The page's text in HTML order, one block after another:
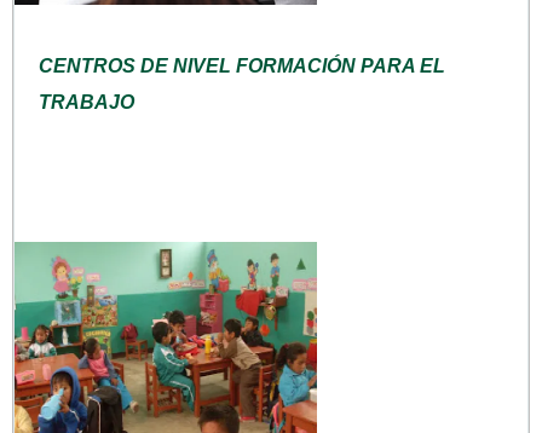
CENTROS DE NIVEL FORMACIÓN PARA EL
TRABAJO